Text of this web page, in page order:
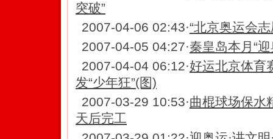
突破”
2007-04-06 02:43·“北京奥运会
2007-04-05 04:27·秦皇岛本月“
2007-04-04 06:12·好运北京体育
发“少年狂”(图)
2007-03-29 10:53·曲棍球场保水
天后完工